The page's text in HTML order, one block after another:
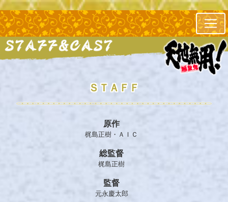
ＳＴＡＦＦ
原作
梶島正樹・ＡＩＣ
総監督
梶島正樹
監督
元永慶太郎